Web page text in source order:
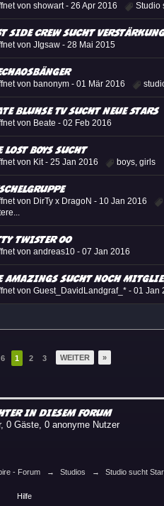
von showart - 26 Apr 2016 Studio
Side Crew sucht
von JIgsaw - 28 Mai 2015
von banonym - 01 Mär 2016
Bluhse TV sucht neue Stars
von Beate - 02 Feb 2016
lost boys sucht
von Kit - 25 Jan 2016 boys, girls
von DirTy x DragoN - 10 Jan 2016
TWISTER OO
von andreas10 - 07 Jan 2016
Amazings sucht noch
von Guest_DavidLandgraf_* - 01 Jan
1 2 3 WEITER »
in diesem Forum
0 Gäste, 0 anonyme Nutzer
- Forum → Studios → Studio sucht
Hilfe